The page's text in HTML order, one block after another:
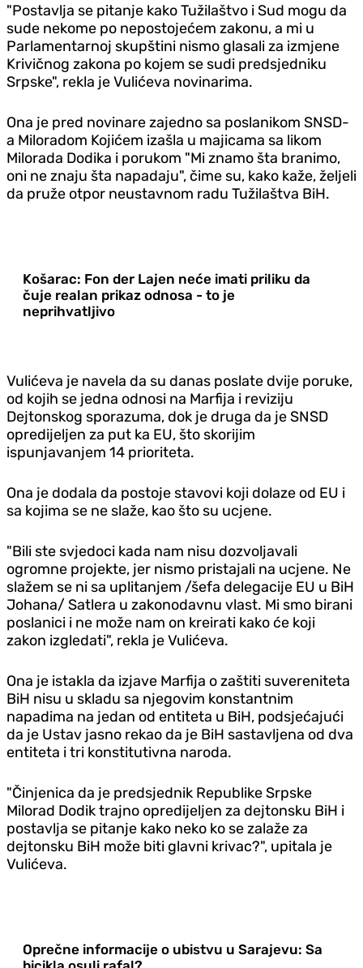
"Postavlja se pitanje kako Tužilaštvo i Sud mogu da
sude nekome po nepostojećem zakonu, a mi u
Parlamentarnoj skupštini nismo glasali za izmjene
Krivičnog zakona po kojem se sudi predsjedniku
Srpske", rekla je Vulićeva novinarima.
Ona je pred novinare zajedno sa poslanikom SNSD-
a Miloradom Kojićem izašla u majicama sa likom
Milorada Dodika i porukom "Mi znamo šta branimo,
oni ne znaju šta napadaju", čime su, kako kaže, željeli
da pruže otpor neustavnom radu Tužilaštva BiH.
Košarac: Fon der Lajen neće imati priliku da
čuje realan prikaz odnosa - to je
neprihvatljivo
Vulićeva je navela da su danas poslate dvije poruke,
od kojih se jedna odnosi na Marfija i reviziju
Dejtonskog sporazuma, dok je druga da je SNSD
opredijeljen za put ka EU, što skorijim
ispunjavanjem 14 prioriteta.
Ona je dodala da postoje stavovi koji dolaze od EU i
sa kojima se ne slaže, kao što su ucjene.
"Bili ste svjedoci kada nam nisu dozvoljavali
ogromne projekte, jer nismo pristajali na ucjene. Ne
slažem se ni sa uplitanjem /šefa delegacije EU u BiH
Johana/ Satlera u zakonodavnu vlast. Mi smo birani
poslanici i ne može nam on kreirati kako će koji
zakon izgledati", rekla je Vulićeva.
Ona je istakla da izjave Marfija o zaštiti suvereniteta
BiH nisu u skladu sa njegovim konstantnim
napadima na jedan od entiteta u BiH, podsjećajući
da je Ustav jasno rekao da je BiH sastavljena od dva
entiteta i tri konstitutivna naroda.
"Činjenica da je predsjednik Republike Srpske
Milorad Dodik trajno opredijeljen za dejtonsku BiH i
postavlja se pitanje kako neko ko se zalaže za
dejtonsku BiH može biti glavni krivac?", upitala je
Vulićeva.
Oprečne informacije o ubistvu u Sarajevu: Sa